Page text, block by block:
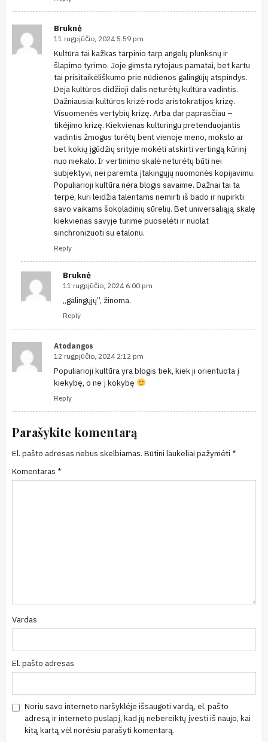
Bruknė
11 rugpjūčio, 2024 5:59 pm
Kultūra tai kažkas tarpinio tarp angelų plunksnų ir
šlapimo tyrimo. Joje gimsta rytojaus pamatai, bet kartu
tai prisitaikėliškumo prie nūdienos galingūjų atspindys.
Deja kultūros didžioji dalis neturėtų kultūra vadintis.
Dažniausiai kultūros krizė rodo aristokratijos krizę.
Visuomenės vertybių krizę. Arba dar paprasčiau –
tikėjimo krizę. Kiekvienas kulturingu pretenduojantis
vadintis žmogus turėtų bent vienoje meno, mokslo ar
bet kokių įgūdžių srityje mokėti atskirti vertingą kūrinį
nuo niekalo. Ir vertinimo skalė neturėtų būti nei
subjektyvi, nei paremta įtakingųjų nuomonės kopijavimu.
Populiarioji kultūra nėra blogis savaime. Dažnai tai ta
terpė, kuri leidžia talentams nemirti iš bado ir nupirkti
savo vaikams šokoladinių sūrelių. Bet universaliąją skalę
kiekvienas savyje turime puoselėti ir nuolat
sinchronizuoti su etalonu.
Reply
Bruknė
11 rugpjūčio, 2024 6:00 pm
„galingųjų”, žinoma.
Reply
Atodangos
12 rugpjūčio, 2024 2:12 pm
Populiarioji kultūra yra blogis tiek, kiek ji orientuota į
kiekybę, o ne į kokybę
Reply
Parašykite komentarą
El. pašto adresas nebus skelbiamas. Būtini laukeliai pažymėti *
Komentaras *
Vardas
El. pašto adresas
Noriu savo interneto naršyklėje išsaugoti vardą, el. pašto
adresą ir interneto puslapį, kad jų nebereiktų įvesti iš naujo, kai
kitą kartą vėl norėsiu parašyti komentarą.